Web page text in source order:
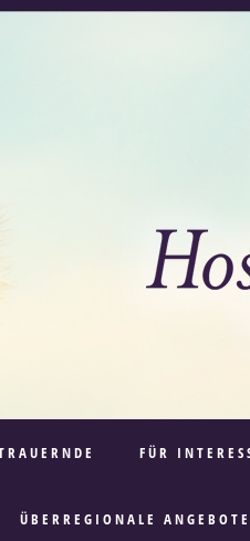
FÜR
ÜBERREGIONALE ANGEBOTE